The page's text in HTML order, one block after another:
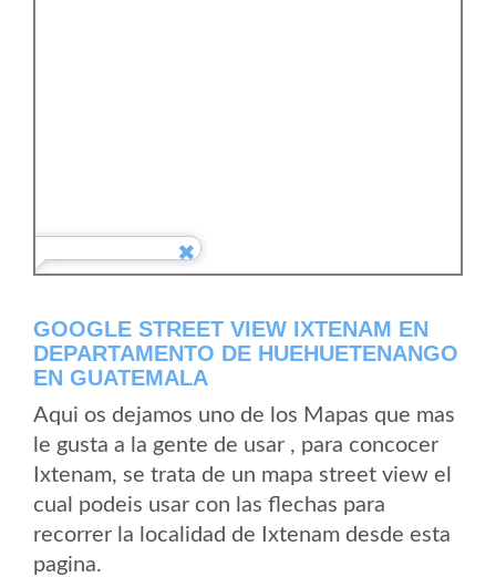
GOOGLE STREET VIEW IXTENAM EN
DEPARTAMENTO DE HUEHUETENANGO
EN GUATEMALA
Aqui os dejamos uno de los Mapas que mas
le gusta a la gente de usar , para concocer
Ixtenam, se trata de un mapa street view el
cual podeis usar con las flechas para
recorrer la localidad de Ixtenam desde esta
pagina.